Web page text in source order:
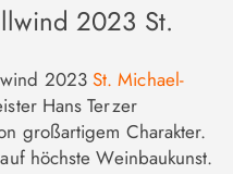
2023 St.
2023 St. Michael-
Hans Terzer
großartigem Charakter.
höchste Weinbaukunst.